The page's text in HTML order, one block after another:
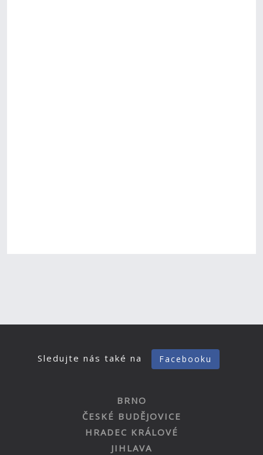
Sledujte nás také na Facebooku
BRNO
ČESKÉ BUDĚJOVICE
HRADEC KRÁLOVÉ
JIHLAVA